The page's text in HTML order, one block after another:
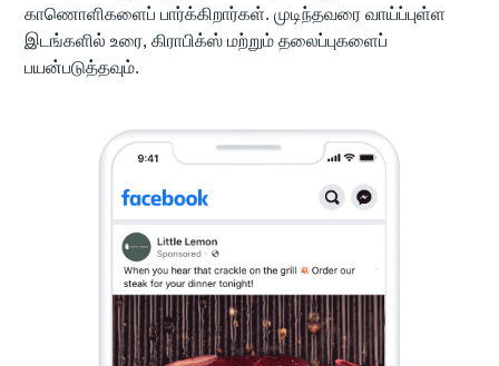
காணொளிகளைப் பார்க்கிறார்கள். முடிந்தவரை வாய்ப்புள்ள
இடங்களில் உரை, கிராபிக்ஸ் மற்றும் தலைப்புகளைப்
பயன்படுத்தவும்.